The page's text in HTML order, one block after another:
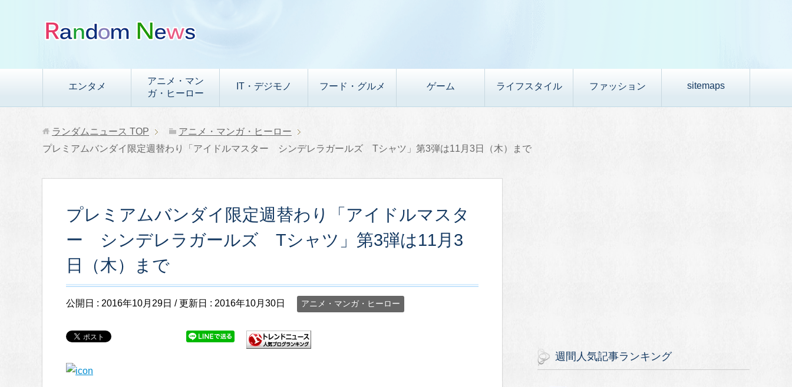
エンタメ
アニメ・マン
ガ・ヒーロー
IT・デジモノ フード・グルメ ゲーム ライフスタイル ファッション sitemaps
ランダムニュース TOP
アニメ・マンガ・ヒーロー
プレミアムバンダイ限定週替わり「アイドルマスター シンデレラガールズ Tシャツ」第3弾は11月3日（木）まで
プレミアムバンダイ限定週替わり「アイドルマスタ
ー シンデレラガールズ Tシャツ」第3弾は11月3
日（木）まで
公開日 : 2016年10月29日 / 更新日 : 2016年10月30日 アニメ・マンガ・ヒーロー
週間人気記事ランキング